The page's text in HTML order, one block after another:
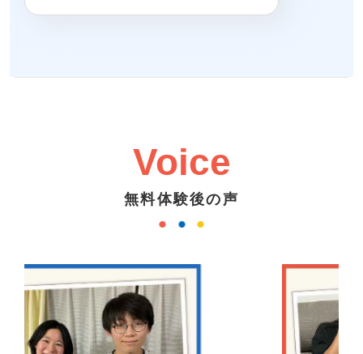
Voice
無料体験後の声